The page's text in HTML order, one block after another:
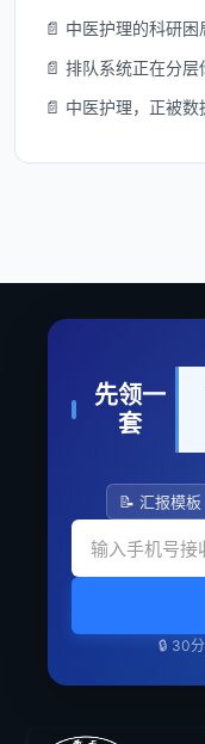
📄 中医护理的科研
📄 排队系统正在分层
📄 中医护理，正被数
先领一
套
📝 汇报模板
🔒 30